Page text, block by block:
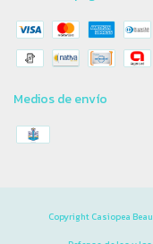
Medios de envío
Copyright Casiopea